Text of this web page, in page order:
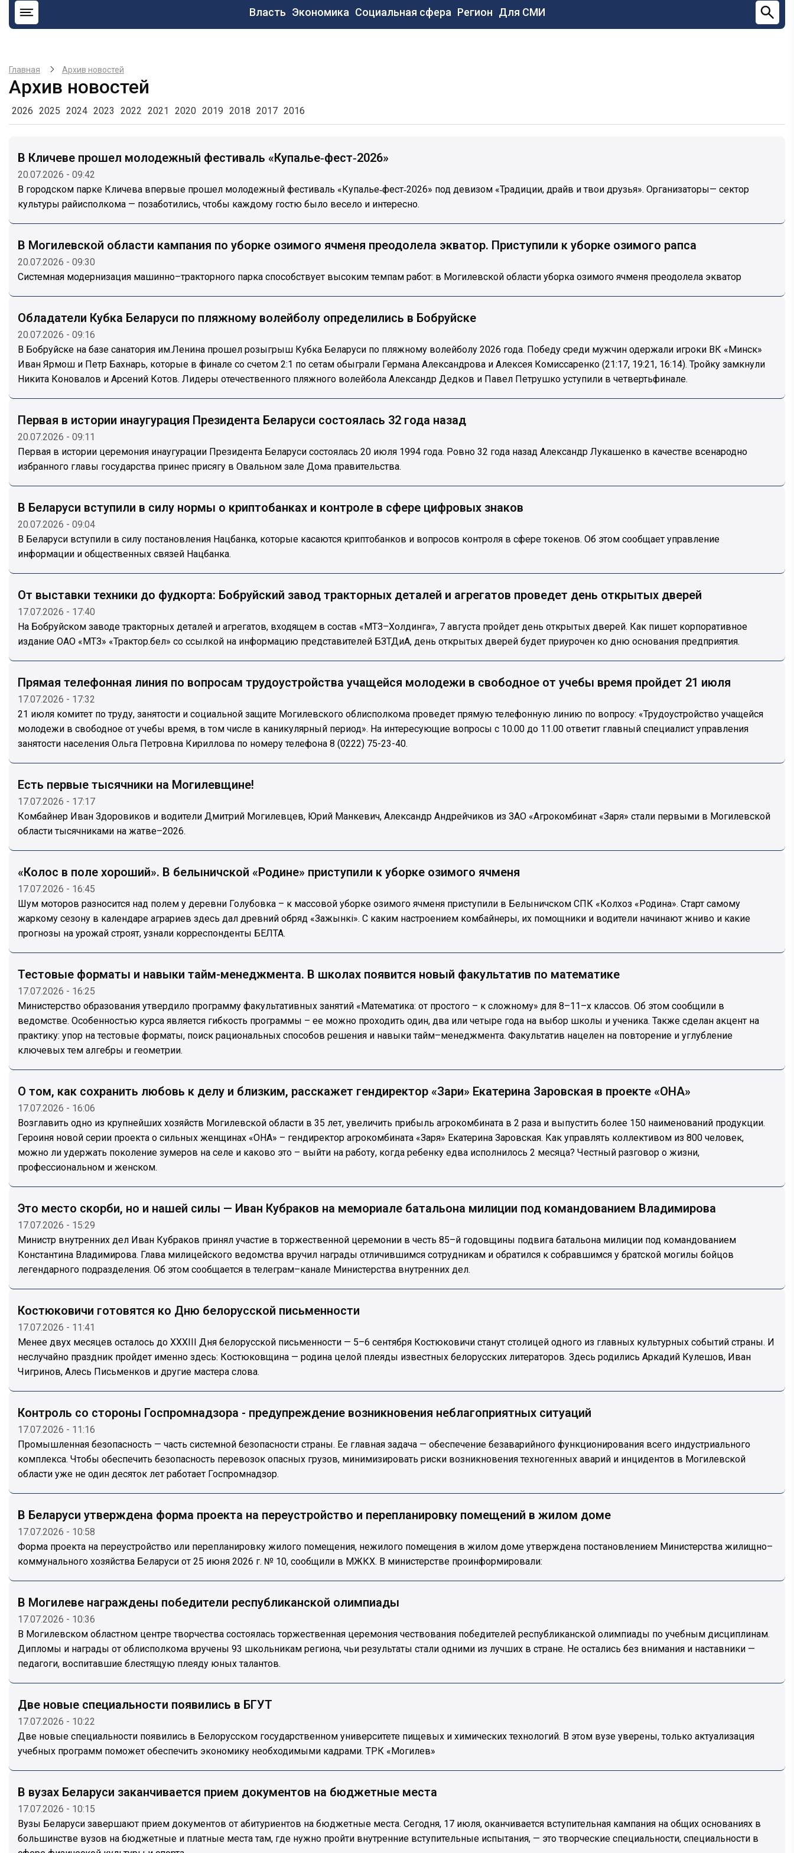
Основная
навигация
Власть Экономика Социальная сфера Регион Для СМИ
Главная Архив новостей
Архив новостей
2026 2025 2024 2023 2022 2021 2020 2019 2018 2017 2016
В Кличеве прошел молодежный фестиваль «Купалье‑фест‑2026»
20.07.2026 - 09:42
В городском парке Кличева впервые прошел молодежный фестиваль «Купалье‑фест‑2026» под девизом «Традиции, драйв и твои друзья». Организаторы— сектор
культуры райисполкома — позаботились, чтобы каждому гостю было весело и интересно.
В Могилевской области кампания по уборке озимого ячменя преодолела экватор. Приступили к уборке озимого рапса
20.07.2026 - 09:30
Системная модернизация машинно–тракторного парка способствует высоким темпам работ: в Могилевской области уборка озимого ячменя преодолела экватор
Обладатели Кубка Беларуси по пляжному волейболу определились в Бобруйске
20.07.2026 - 09:16
В Бобруйске на базе санатория им.Ленина прошел розыгрыш Кубка Беларуси по пляжному волейболу 2026 года. Победу среди мужчин одержали игроки ВК «Минск»
Иван Ярмош и Петр Бахнарь, которые в финале со счетом 2:1 по сетам обыграли Германа Александрова и Алексея Комиссаренко (21:17, 19:21, 16:14). Тройку замкнули
Никита Коновалов и Арсений Котов. Лидеры отечественного пляжного волейбола Александр Дедков и Павел Петрушко уступили в четвертьфинале.
Первая в истории инаугурация Президента Беларуси состоялась 32 года назад
20.07.2026 - 09:11
Первая в истории церемония инаугурации Президента Беларуси состоялась 20 июля 1994 года. Ровно 32 года назад Александр Лукашенко в качестве всенародно
избранного главы государства принес присягу в Овальном зале Дома правительства.
В Беларуси вступили в силу нормы о криптобанках и контроле в сфере цифровых знаков
20.07.2026 - 09:04
В Беларуси вступили в силу постановления Нацбанка, которые касаются криптобанков и вопросов контроля в сфере токенов. Об этом сообщает управление
информации и общественных связей Нацбанка.
От выставки техники до фудкорта: Бобруйский завод тракторных деталей и агрегатов проведет день открытых дверей
17.07.2026 - 17:40
На Бобруйском заводе тракторных деталей и агрегатов, входящем в состав «МТЗ–Холдинга», 7 августа пройдет день открытых дверей. Как пишет корпоративное
издание ОАО «МТЗ» «Трактор.бел» со ссылкой на информацию представителей БЗТДиА, день открытых дверей будет приурочен ко дню основания предприятия.
Прямая телефонная линия по вопросам трудоустройства учащейся молодежи в свободное от учебы время пройдет 21 июля
17.07.2026 - 17:32
21 июля комитет по труду, занятости и социальной защите Могилевского облисполкома проведет прямую телефонную линию по вопросу: «Трудоустройство учащейся
молодежи в свободное от учебы время, в том числе в каникулярный период». На интересующие вопросы с 10.00 до 11.00 ответит главный специалист управления
занятости населения Ольга Петровна Кириллова по номеру телефона 8 (0222) 75-23-40.
Есть первые тысячники на Могилевщине!
17.07.2026 - 17:17
Комбайнер Иван Здоровиков и водители Дмитрий Могилевцев, Юрий Манкевич, Александр Андрейчиков из ЗАО «Агрокомбинат «Заря» стали первыми в Могилевской
области тысячниками на жатве–2026.
«Колос в поле хороший». В белыничской «Родине» приступили к уборке озимого ячменя
17.07.2026 - 16:45
Шум моторов разносится над полем у деревни Голубовка – к массовой уборке озимого ячменя приступили в Белыничском СПК «Колхоз «Родина». Старт самому
жаркому сезону в календаре аграриев здесь дал древний обряд «Зажынкi». С каким настроением комбайнеры, их помощники и водители начинают жниво и какие
прогнозы на урожай строят, узнали корреспонденты БЕЛТА.
Тестовые форматы и навыки тайм-менеджмента. В школах появится новый факультатив по математике
17.07.2026 - 16:25
Министерство образования утвердило программу факультативных занятий «Математика: от простого – к сложному» для 8–11–х классов. Об этом сообщили в
ведомстве. Особенностью курса является гибкость программы – ее можно проходить один, два или четыре года на выбор школы и ученика. Также сделан акцент на
практику: упор на тестовые форматы, поиск рациональных способов решения и навыки тайм–менеджмента. Факультатив нацелен на повторение и углубление
ключевых тем алгебры и геометрии.
О том, как сохранить любовь к делу и близким, расскажет гендиректор «Зари» Екатерина Заровская в проекте «ОНА»
17.07.2026 - 16:06
Возглавить одно из крупнейших хозяйств Могилевской области в 35 лет, увеличить прибыль агрокомбината в 2 раза и выпустить более 150 наименований продукции.
Героиня новой серии проекта о сильных женщинах «ОНА» – гендиректор агрокомбината «Заря» Екатерина Заровская. Как управлять коллективом из 800 человек,
можно ли удержать поколение зумеров на селе и каково это – выйти на работу, когда ребенку едва исполнилось 2 месяца? Честный разговор о жизни,
профессиональном и женском.
Это место скорби, но и нашей силы — Иван Кубраков на мемориале батальона милиции под командованием Владимирова
17.07.2026 - 15:29
Министр внутренних дел Иван Кубраков принял участие в торжественной церемонии в честь 85–й годовщины подвига батальона милиции под командованием
Константина Владимирова. Глава милицейского ведомства вручил награды отличившимся сотрудникам и обратился к собравшимся у братской могилы бойцов
легендарного подразделения. Об этом сообщается в телеграм–канале Министерства внутренних дел.
Костюковичи готовятся ко Дню белорусской письменности
17.07.2026 - 11:41
Менее двух месяцев осталось до XXXIII Дня белорусской письменности — 5–6 сентября Костюковичи станут столицей одного из главных культурных событий страны. И
неслучайно праздник пройдет именно здесь: Костюковщина — родина целой плеяды известных белорусских литераторов. Здесь родились Аркадий Кулешов, Иван
Чигринов, Алесь Письменков и другие мастера слова.
Контроль со стороны Госпромнадзора - предупреждение возникновения неблагоприятных ситуаций
17.07.2026 - 11:16
Промышленная безопасность — часть системной безопасности страны. Ее главная задача — обеспечение безаварийного функционирования всего индустриального
комплекса. Чтобы обеспечить безопасность перевозок опасных грузов, минимизировать риски возникновения техногенных аварий и инцидентов в Могилевской
области уже не один десяток лет работает Госпромнадзор.
В Беларуси утверждена форма проекта на переустройство и перепланировку помещений в жилом доме
17.07.2026 - 10:58
Форма проекта на переустройство или перепланировку жилого помещения, нежилого помещения в жилом доме утверждена постановлением Министерства жилищно–
коммунального хозяйства Беларуси от 25 июня 2026 г. № 10, сообщили в МЖКХ. В министерстве проинформировали:
В Могилеве награждены победители республиканской олимпиады
17.07.2026 - 10:36
В Могилевском областном центре творчества состоялась торжественная церемония чествования победителей республиканской олимпиады по учебным дисциплинам.
Дипломы и награды от облисполкома вручены 93 школьникам региона, чьи результаты стали одними из лучших в стране. Не остались без внимания и наставники —
педагоги, воспитавшие блестящую плеяду юных талантов.
Две новые специальности появились в БГУТ
17.07.2026 - 10:22
Две новые специальности появились в Белорусском государственном университете пищевых и химических технологий. В этом вузе уверены, только актуализация
учебных программ поможет обеспечить экономику необходимыми кадрами. ТРК «Могилев»
В вузах Беларуси заканчивается прием документов на бюджетные места
17.07.2026 - 10:15
Вузы Беларуси завершают прием документов от абитуриентов на бюджетные места. Сегодня, 17 июля, оканчивается вступительная кампания на общих основаниях в
большинстве вузов на бюджетные и платные места там, где нужно пройти внутренние вступительные испытания, — это творческие специальности, специальности в